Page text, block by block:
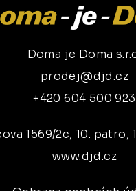
Doma je Doma
prodej@djd.cz
+420 604 500 923
1569/2c, 10. patro,
www.djd.cz